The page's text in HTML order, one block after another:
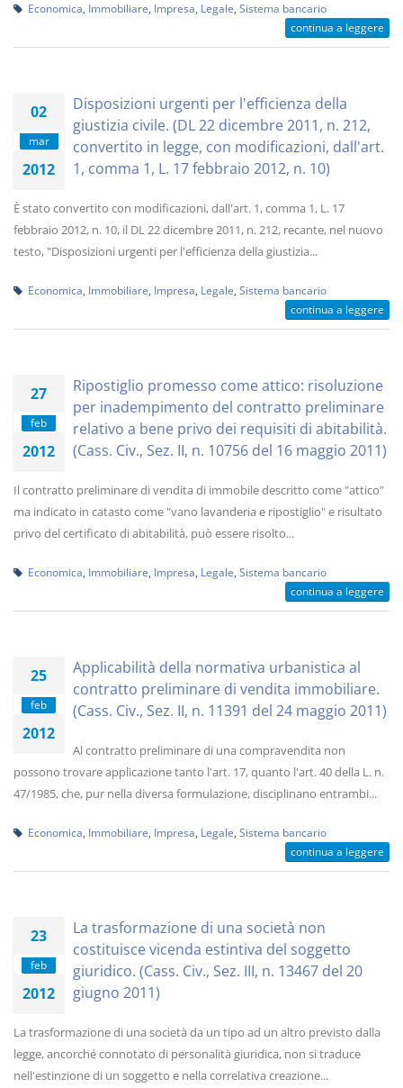
Economica Immobiliare Impresa Legale Sistema bancario
continua a leggere
02
mar
2012
Disposizioni urgenti per l'efficienza della
giustizia civile. (DL 22 dicembre 2011, n. 212,
convertito in legge, con modificazioni, dall'art.
1, comma 1, L. 17 febbraio 2012, n. 10)
È stato convertito con modificazioni, dall'art. 1, comma 1, L. 17
febbraio 2012, n. 10, il DL 22 dicembre 2011, n. 212, recante, nel nuovo
testo, "Disposizioni urgenti per l'efficienza della giustizia...
Economica Immobiliare Impresa Legale Sistema bancario
continua a leggere
27
feb
2012
Ripostiglio promesso come attico: risoluzione
per inadempimento del contratto preliminare
relativo a bene privo dei requisiti di abitabilità.
(Cass. Civ., Sez. II, n. 10756 del 16 maggio 2011)
Il contratto preliminare di vendita di immobile descritto come "attico"
ma indicato in catasto come "vano lavanderia e ripostiglio" e risultato
privo del certificato di abitabilità, può essere risolto...
Economica Immobiliare Impresa Legale Sistema bancario
continua a leggere
25
feb
2012
Applicabilità della normativa urbanistica al
contratto preliminare di vendita immobiliare.
(Cass. Civ., Sez. II, n. 11391 del 24 maggio 2011)
Al contratto preliminare di una compravendita non
possono trovare applicazione tanto l'art. 17, quanto l'art. 40 della L. n.
47/1985, che, pur nella diversa formulazione, disciplinano entrambi...
Economica Immobiliare Impresa Legale Sistema bancario
continua a leggere
23
feb
2012
La trasformazione di una società non
costituisce vicenda estintiva del soggetto
giuridico. (Cass. Civ., Sez. III, n. 13467 del 20
giugno 2011)
La trasformazione di una società da un tipo ad un altro previsto dalla
legge, ancorché connotato di personalità giuridica, non si traduce
nell'estinzione di un soggetto e nella correlativa creazione...